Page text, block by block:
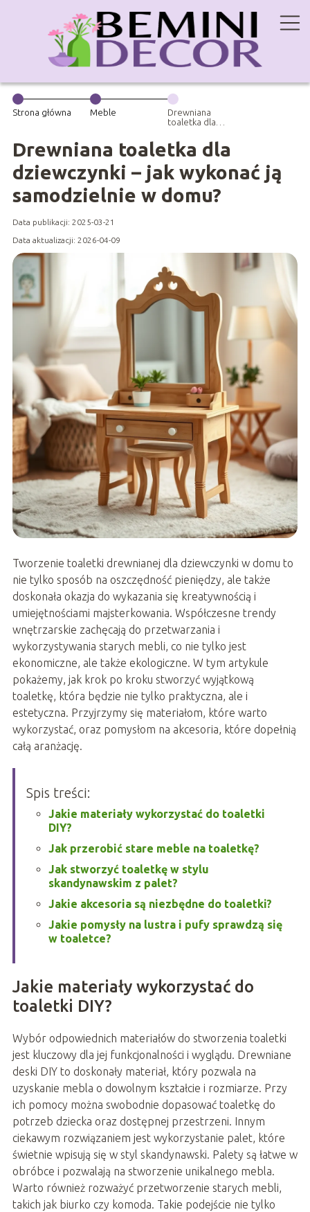
Strona główna Meble
Drewniana
toaletka dla
jak wykonać ją
samodzielnie w
Drewniana toaletka dla
dziewczynki – jak wykonać ją
samodzielnie w domu?
Data publikacji: 2025-03-21
Data aktualizacji: 2026-04-09
Tworzenie toaletki drewnianej dla dziewczynki w domu to
nie tylko sposób na oszczędność pieniędzy, ale także
doskonała okazja do wykazania się kreatywnością i
umiejętnościami majsterkowania. Współczesne trendy
wnętrzarskie zachęcają do przetwarzania i
wykorzystywania starych mebli, co nie tylko jest
ekonomiczne, ale także ekologiczne. W tym artykule
pokażemy, jak krok po kroku stworzyć wyjątkową
toaletkę, która będzie nie tylko praktyczna, ale i
estetyczna. Przyjrzymy się materiałom, które warto
wykorzystać, oraz pomysłom na akcesoria, które dopełnią
całą aranżację.
Spis treści:
Jakie materiały wykorzystać do toaletki
DIY?
Jak przerobić stare meble na toaletkę?
Jak stworzyć toaletkę w stylu
skandynawskim z palet?
Jakie akcesoria są niezbędne do toaletki?
Jakie pomysły na lustra i pufy sprawdzą się
w toaletce?
Jakie materiały wykorzystać do
toaletki DIY?
Wybór odpowiednich materiałów do stworzenia toaletki
jest kluczowy dla jej funkcjonalności i wyglądu. Drewniane
deski DIY to doskonały materiał, który pozwala na
uzyskanie mebla o dowolnym kształcie i rozmiarze. Przy
ich pomocy można swobodnie dopasować toaletkę do
potrzeb dziecka oraz dostępnej przestrzeni. Innym
ciekawym rozwiązaniem jest wykorzystanie palet, które
świetnie wpisują się w styl skandynawski. Palety są łatwe w
obróbce i pozwalają na stworzenie unikalnego mebla.
Warto również rozważyć przetworzenie starych mebli,
takich jak biurko czy komoda. Takie podejście nie tylko